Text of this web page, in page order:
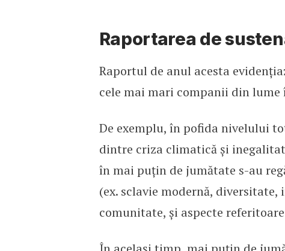
Raportarea de
Raportul de anul acesta
cele mai mari companii din lume
De exemplu, în pofida nivelului
dintre criza climatică și
în mai puțin de jumătate s-au
(ex. sclavie modernă,
comunitate, și aspecte